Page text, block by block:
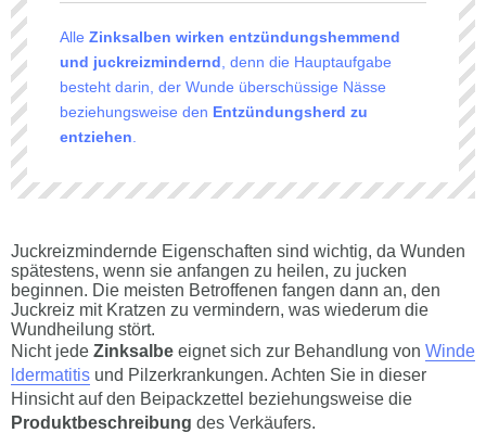
Alle Zinksalben wirken entzündungshemmend
und juckreizmindernd , denn die Hauptaufgabe
besteht darin, der Wunde überschüssige Nässe
beziehungsweise den Entzündungsherd zu
entziehen
Juckreizmindernde Eigenschaften sind wichtig, da Wunden
spätestens, wenn sie anfangen zu heilen, zu jucken
beginnen. Die meisten Betroffenen fangen dann an, den
Juckreiz mit Kratzen zu vermindern, was wiederum die
Wundheilung stört.
Nicht jede Zinksalbe eignet sich zur Behandlung von Winde
ldermatitis und Pilzerkrankungen. Achten Sie in dieser
Hinsicht auf den Beipackzettel beziehungsweise die
Produktbeschreibung des Verkäufers.